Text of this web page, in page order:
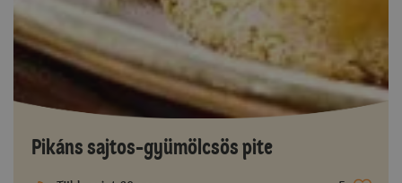
Pikáns sajtos-gyümölcsös pite